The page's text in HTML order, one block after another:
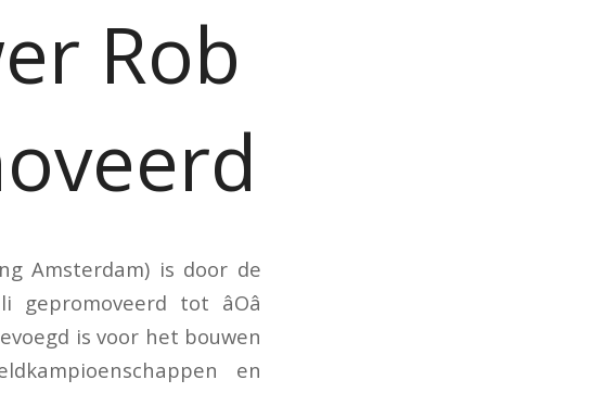
Rob
Amsterdam) is door de
tot âOâ
is voor het bouwen
en